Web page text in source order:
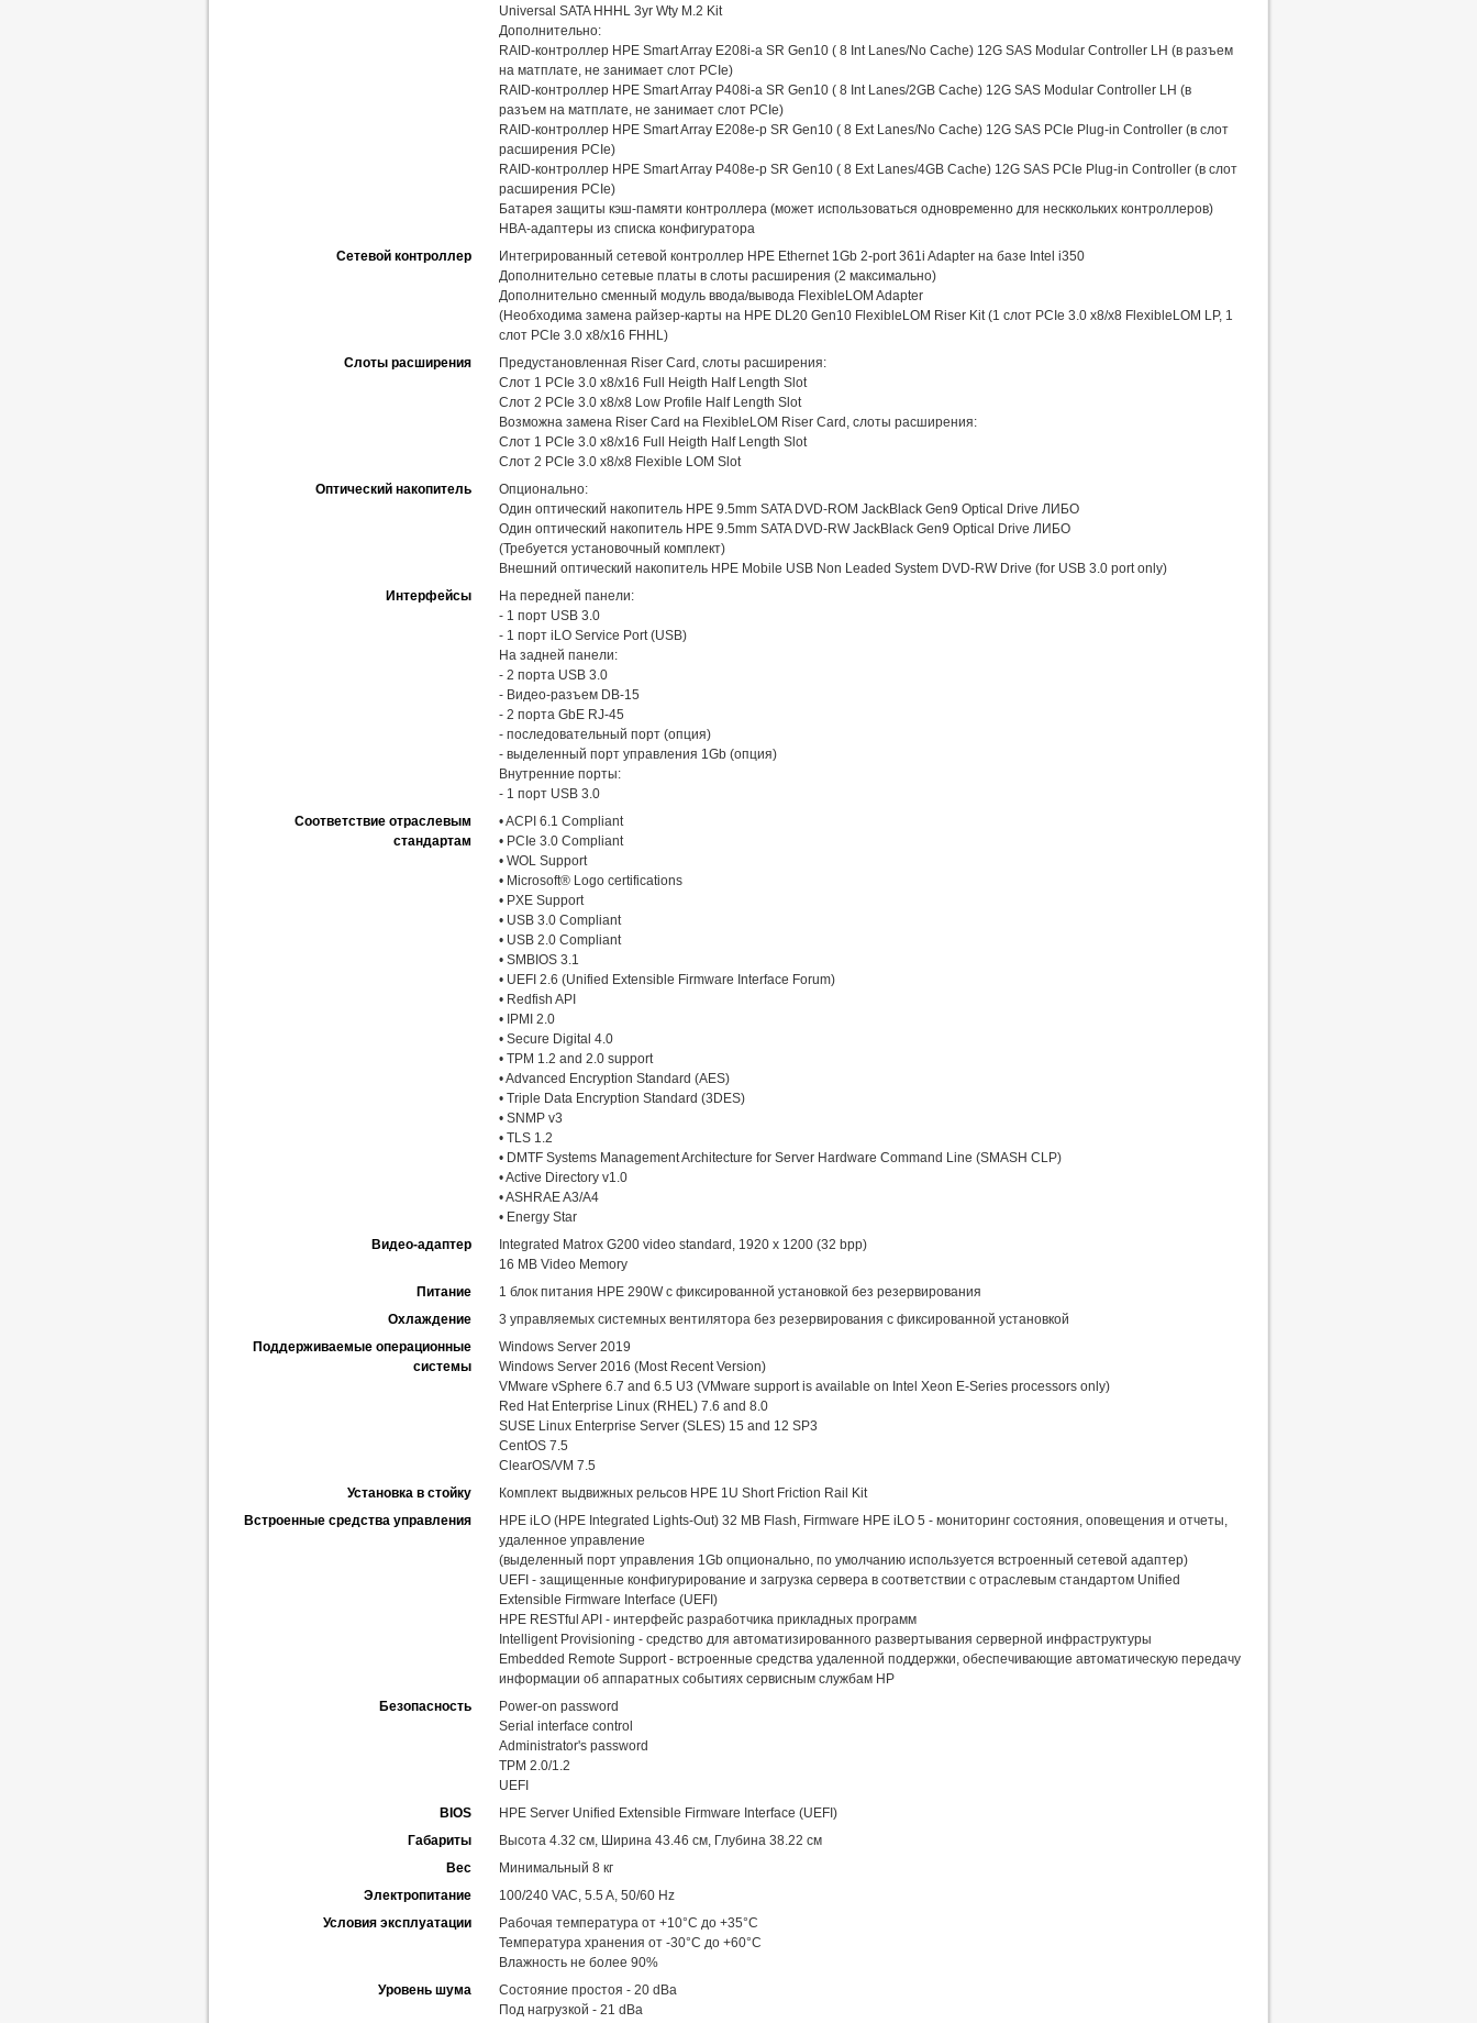
Universal SATA HHHL 3yr Wty M.2 Kit
Дополнительно:
RAID-контроллер HPE Smart Array E208i-a SR Gen10 ( 8 Int Lanes/No Cache) 12G SAS Modular Controller LH (в разъем
на матплате, не занимает слот PCIe)
RAID-контроллер HPE Smart Array P408i-a SR Gen10 ( 8 Int Lanes/2GB Cache) 12G SAS Modular Controller LH (в
разъем на матплате, не занимает слот PCIe)
RAID-контроллер HPE Smart Array E208e-p SR Gen10 ( 8 Ext Lanes/No Cache) 12G SAS PCIe Plug-in Controller (в слот
расширения PCIe)
RAID-контроллер HPE Smart Array P408e-p SR Gen10 ( 8 Ext Lanes/4GB Cache) 12G SAS PCIe Plug-in Controller (в слот
расширения PCIe)
Батарея защиты кэш-памяти контроллера (может использоваться одновременно для несккольких контроллеров)
HBA-адаптеры из списка конфигуратора
Сетевой контроллер
Интегрированный сетевой контроллер HPE Ethernet 1Gb 2-port 361i Adapter на базе Intel i350
Дополнительно сетевые платы в слоты расширения (2 максимально)
Дополнительно сменный модуль ввода/вывода FlexibleLOM Adapter
(Необходима замена райзер-карты на HPE DL20 Gen10 FlexibleLOM Riser Kit (1 слот PCIe 3.0 x8/x8 FlexibleLOM LP, 1
слот PCIe 3.0 x8/x16 FHHL)
Слоты расширения
Предустановленная Riser Card, слоты расширения:
Слот 1 PCIe 3.0 x8/x16 Full Heigth Half Length Slot
Слот 2 PCIe 3.0 x8/x8 Low Profile Half Length Slot
Возможна замена Riser Card на FlexibleLOM Riser Card, слоты расширения:
Слот 1 PCIe 3.0 x8/x16 Full Heigth Half Length Slot
Слот 2 PCIe 3.0 x8/x8 Flexible LOM Slot
Оптический накопитель
Опционально:
Один оптический накопитель HPE 9.5mm SATA DVD-ROM JackBlack Gen9 Optical Drive ЛИБО
Один оптический накопитель HPE 9.5mm SATA DVD-RW JackBlack Gen9 Optical Drive ЛИБО
(Требуется установочный комплект)
Внешний оптический накопитель HPE Mobile USB Non Leaded System DVD-RW Drive (for USB 3.0 port only)
Интерфейсы
На передней панели:
- 1 порт USB 3.0
- 1 порт iLO Service Port (USB)
На задней панели:
- 2 порта USB 3.0
- Видео-разъем DB-15
- 2 порта GbE RJ-45
- последовательный порт (опция)
- выделенный порт управления 1Gb (опция)
Внутренние порты:
- 1 порт USB 3.0
Соответствие отраслевым
стандартам
• ACPI 6.1 Compliant
• PCIe 3.0 Compliant
• WOL Support
• Microsoft® Logo certifications
• PXE Support
• USB 3.0 Compliant
• USB 2.0 Compliant
• SMBIOS 3.1
• UEFI 2.6 (Unified Extensible Firmware Interface Forum)
• Redfish API
• IPMI 2.0
• Secure Digital 4.0
• TPM 1.2 and 2.0 support
• Advanced Encryption Standard (AES)
• Triple Data Encryption Standard (3DES)
• SNMP v3
• TLS 1.2
• DMTF Systems Management Architecture for Server Hardware Command Line (SMASH CLP)
• Active Directory v1.0
• ASHRAE A3/A4
• Energy Star
Видео-адаптер
Integrated Matrox G200 video standard, 1920 x 1200 (32 bpp)
16 MB Video Memory
Питание
1 блок питания HPE 290W с фиксированной установкой без резервирования
Охлаждение
3 управляемых системных вентилятора без резервирования с фиксированной установкой
Поддерживаемые операционные
системы
Windows Server 2019
Windows Server 2016 (Most Recent Version)
VMware vSphere 6.7 and 6.5 U3 (VMware support is available on Intel Xeon E-Series processors only)
Red Hat Enterprise Linux (RHEL) 7.6 and 8.0
SUSE Linux Enterprise Server (SLES) 15 and 12 SP3
CentOS 7.5
ClearOS/VM 7.5
Установка в стойку
Комплект выдвижных рельсов HPE 1U Short Friction Rail Kit
Встроенные средства управления
HPE iLO (HPE Integrated Lights-Out) 32 MB Flash, Firmware HPE iLO 5 - мониторинг состояния, оповещения и отчеты,
удаленное управление
(выделенный порт управления 1Gb опционально, по умолчанию используется встроенный сетевой адаптер)
UEFI - защищенные конфигурирование и загрузка сервера в соответствии с отраслевым стандартом Unified
Extensible Firmware Interface (UEFI)
HPE RESTful API - интерфейс разработчика прикладных программ
Intelligent Provisioning - средство для автоматизированного развертывания серверной инфраструктуры
Embedded Remote Support - встроенные средства удаленной поддержки, обеспечивающие автоматическую передачу
информации об аппаратных событиях сервисным службам HP
Безопасность
Power-on password
Serial interface control
Administrator's password
TPM 2.0/1.2
UEFI
BIOS
HPE Server Unified Extensible Firmware Interface (UEFI)
Габариты
Высота 4.32 см, Ширина 43.46 см, Глубина 38.22 см
Вес
Минимальный 8 кг
Электропитание
100/240 VAC, 5.5 A, 50/60 Hz
Условия эксплуатации
Рабочая температура от +10°C до +35°C
Температура хранения от -30°C до +60°C
Влажность не более 90%
Уровень шума
Состояние простоя - 20 dBa
Под нагрузкой - 21 dBa